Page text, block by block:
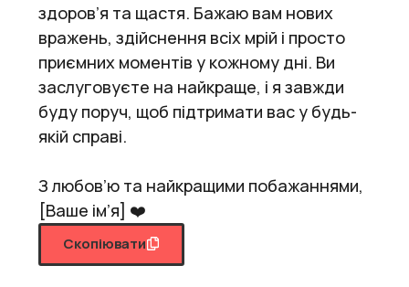
здоров’я та щастя. Бажаю вам нових
вражень, здійснення всіх мрій і просто
приємних моментів у кожному дні. Ви
заслуговуєте на найкраще, і я завжди
буду поруч, щоб підтримати вас у будь-
якій справі.
З любов’ю та найкращими побажаннями,
[Ваше ім’я] ❤️
Скопіювати